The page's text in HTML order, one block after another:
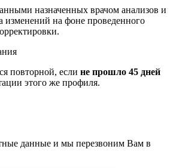
назначенных врачом анализов и
изменений на фоне проведенного
повторной, если не прошло 45 дней
этого же профиля.
данные и мы перезвоним Вам в